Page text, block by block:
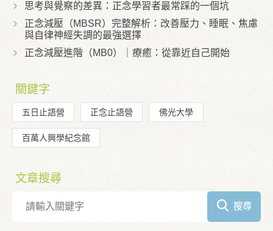
思考與覺察的差異：正念學習者最常踩的一個坑
正念減壓（MBSR）完整解析：改善壓力、睡眠、焦慮
與自律神經失調的最強選擇
正念減壓進階（MB0）｜療癒：從靠近自己開始
關鍵字
五日止語營 正念止語營 佛光大學
百萬人興學紀念館
文章搜尋
搜尋